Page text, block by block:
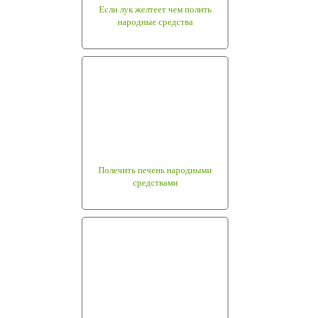
Если лук желтеет чем полить
народные средства
Полечить печень народными
средствами